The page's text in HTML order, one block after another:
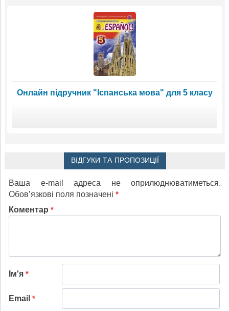
Онлайн підручник "Іспанська мова" для 5 класу
ВІДГУКИ ТА ПРОПОЗИЦІЇ
Ваша e-mail адреса не оприлюднюватиметься.
Обов’язкові поля позначені *
Коментар *
Ім'я *
Email *